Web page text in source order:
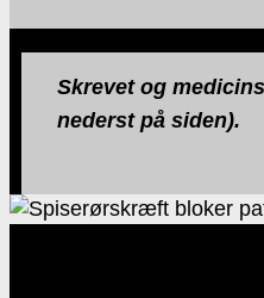
Skrevet og
nederst på siden).